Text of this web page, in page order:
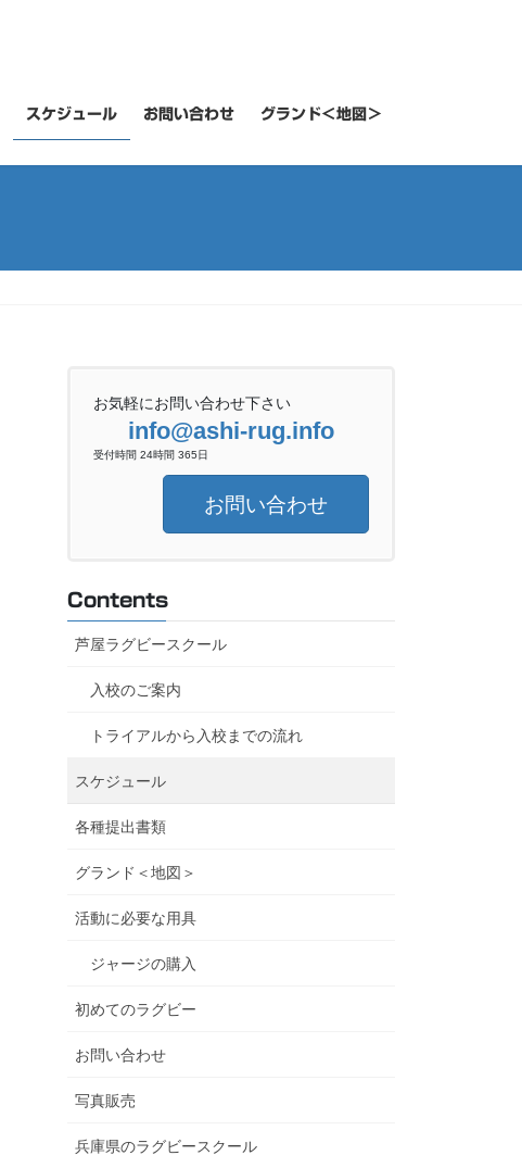
スケジュール お問い合わせ グランド＜地図＞
お気軽にお問い合わせ下さい
info@ashi-rug.info
受付時間 24時間 365日
お問い合わせ
Contents
芦屋ラグビースクール
入校のご案内
トライアルから入校までの流れ
スケジュール
各種提出書類
グランド＜地図＞
活動に必要な用具
ジャージの購入
初めてのラグビー
お問い合わせ
写真販売
兵庫県のラグビースクール